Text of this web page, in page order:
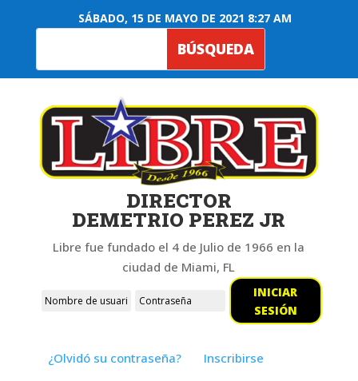
SÁBADO, 15 DE MAYO DE 2021 8:27 AM
DIRECTOR
DEMETRIO PEREZ JR
Libre fue fundado el 4 de Julio de 1966 en la
ciudad de Miami, FL
INICIAR
SESIÓN
¿Olvidó su contraseña? Inscribirse